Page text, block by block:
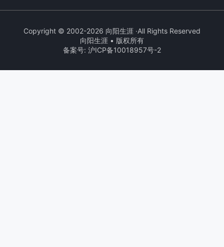
Copyright © 2002-2026 向阳生涯 ·All Rights Reserved
向阳生涯 • 版权所有
备案号: 沪ICP备10018957号-2